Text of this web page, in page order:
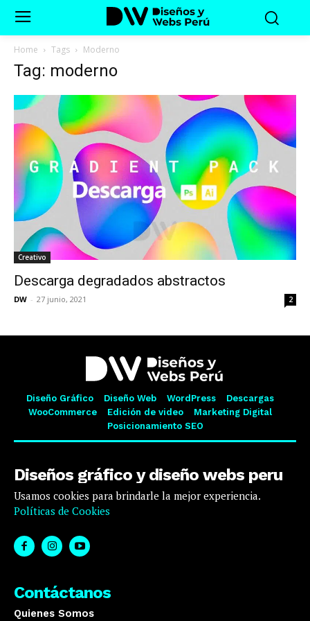
Home Tags Moderno
Tag: moderno
Creativo
Descarga degradados abstractos
DW - 27 junio, 2021 2
Diseño Gráfico Diseño Web WordPress
Descargas
WooCommerce
Edición de video
Marketing Digital
Posicionamiento SEO
Diseños gráfico y diseño webs peru
Usamos cookies para brindarle la mejor experiencia.
Políticas de Cookies
Contáctanos
Quienes Somos